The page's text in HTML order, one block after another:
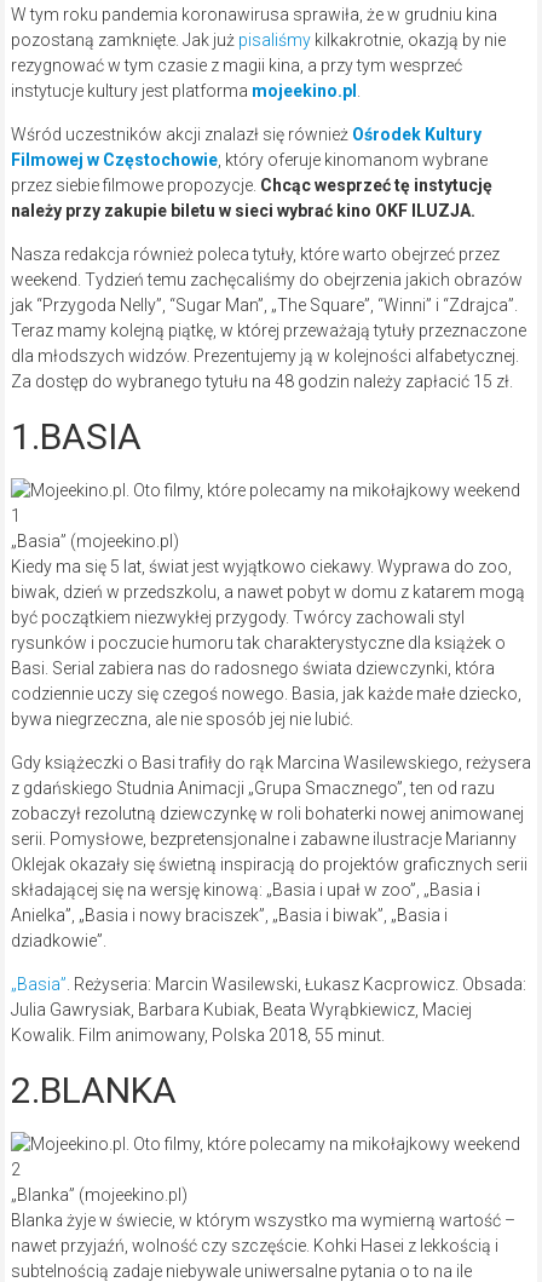
W tym roku pandemia koronawirusa sprawiła, że w grudniu kina
pozostaną zamknięte. Jak już pisaliśmykilkakrotnie, okazją by nie
rezygnować w tym czasie z magii kina, a przy tym wesprzeć
instytucje kultury jest platforma mojeekino.pl
Wśród uczestników akcji znalazł się również Ośrodek Kultury
Filmowej w Częstochowie, który oferuje kinomanom wybrane
przez siebie filmowe propozycje. Chcąc wesprzeć tę instytucję
należy przy zakupie biletu w sieci wybrać kino OKF ILUZJA.
Nasza redakcja również poleca tytuły, które warto obejrzeć przez
weekend. Tydzień temu zachęcaliśmy do obejrzenia jakich obrazów
jak “Przygoda Nelly”, “Sugar Man”, „The Square”, “Winni” i “Zdrajca”.
Teraz mamy kolejną piątkę, w której przeważają tytuły przeznaczone
dla młodszych widzów. Prezentujemy ją w kolejności alfabetycznej.
Za dostęp do wybranego tytułu na 48 godzin należy zapłacić 15 zł.
1.BASIA
„Basia” (mojeekino.pl)
Kiedy ma się 5 lat, świat jest wyjątkowo ciekawy. Wyprawa do zoo,
biwak, dzień w przedszkolu, a nawet pobyt w domu z katarem mogą
być początkiem niezwykłej przygody. Twórcy zachowali styl
rysunków i poczucie humoru tak charakterystyczne dla książek o
Basi. Serial zabiera nas do radosnego świata dziewczynki, która
codziennie uczy się czegoś nowego. Basia, jak każde małe dziecko,
bywa niegrzeczna, ale nie sposób jej nie lubić.
Gdy książeczki o Basi trafiły do rąk Marcina Wasilewskiego, reżysera
z gdańskiego Studnia Animacji „Grupa Smacznego”, ten od razu
zobaczył rezolutną dziewczynkę w roli bohaterki nowej animowanej
serii. Pomysłowe, bezpretensjonalne i zabawne ilustracje Marianny
Oklejak okazały się świetną inspiracją do projektów graficznych serii
składającej się na wersję kinową: „Basia i upał w zoo”, „Basia i
Anielka”, „Basia i nowy braciszek”, „Basia i biwak”, „Basia i
dziadkowie”.
„Basia” . Reżyseria: Marcin Wasilewski, Łukasz Kacprowicz. Obsada:
Julia Gawrysiak, Barbara Kubiak, Beata Wyrąbkiewicz, Maciej
Kowalik. Film animowany, Polska 2018, 55 minut.
2.BLANKA
„Blanka” (mojeekino.pl)
Blanka żyje w świecie, w którym wszystko ma wymierną wartość –
nawet przyjaźń, wolność czy szczęście. Kohki Hasei z lekkością i
subtelnością zadaje niebywale uniwersalne pytania o to na ile